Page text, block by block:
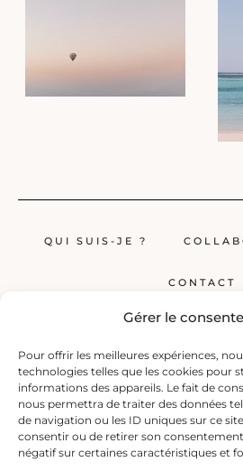
Gérer le
Pour offrir les meilleures expériences,
technologies telles que les cookies pour
informations des appareils. Le fait de
nous permettra de traiter des données
de navigation ou les ID uniques sur ce
consentir ou de retirer son
négatif sur certaines caractéristiques et
QUI SUIS-JE ?
CONTACT
Globerêveur, le blog pour les passionnés
inspirants, des guides et des conseils
prochaines escapades, qu’elles soient